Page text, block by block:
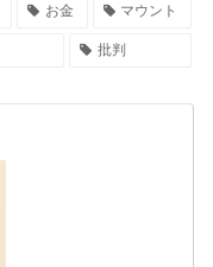
お金 マウント
批判